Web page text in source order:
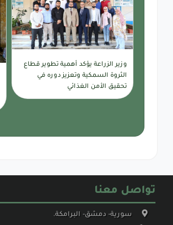
وزير الزراعة يؤكد أهمية تطوير قطاع
الثروة السمكية وتعزيز دوره في
تحقيق الأمن الغذائي
تواصل معنا
سورية- دمشق- البرامكة.